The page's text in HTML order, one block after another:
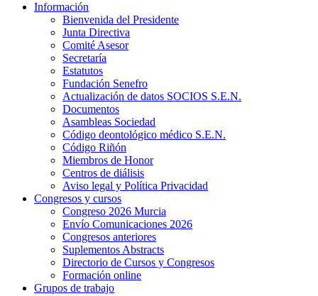
Información
Bienvenida del Presidente
Junta Directiva
Comité Asesor
Secretaría
Estatutos
Fundación Senefro
Actualización de datos SOCIOS S.E.N.
Documentos
Asambleas Sociedad
Código deontológico médico S.E.N.
Código Riñón
Miembros de Honor
Centros de diálisis
Aviso legal y Política Privacidad
Congresos y cursos
Congreso 2026 Murcia
Envío Comunicaciones 2026
Congresos anteriores
Suplementos Abstracts
Directorio de Cursos y Congresos
Formación online
Grupos de trabajo